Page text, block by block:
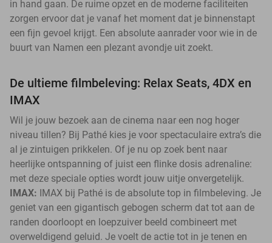
in hand gaan. De ruime opzet en de moderne faciliteiten
zorgen ervoor dat je vanaf het moment dat je binnenstapt
een fijn gevoel krijgt. Een absolute aanrader voor wie in de
buurt van Namen een plezant avondje uit zoekt.
De ultieme filmbeleving: Relax Seats, 4DX en
IMAX
Wil je jouw bezoek aan de cinema naar een nog hoger
niveau tillen? Bij Pathé kies je voor spectaculaire extra’s die
al je zintuigen prikkelen. Of je nu op zoek bent naar
heerlijke ontspanning of juist een flinke dosis adrenaline:
met deze speciale opties wordt jouw uitje onvergetelijk.
IMAX: IMAX bij Pathé is de absolute top in filmbeleving. Je
geniet van een gigantisch gebogen scherm dat tot aan de
randen doorloopt en loepzuiver beeld combineert met
overweldigend geluid. Je voelt de actie tot in je tenen en